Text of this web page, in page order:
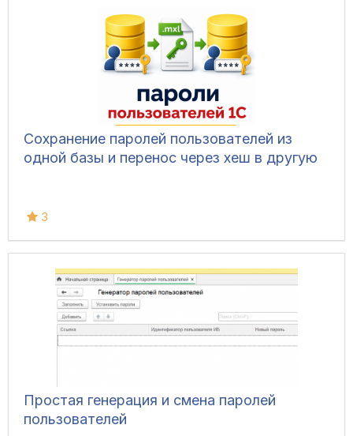
Сохранение паролей пользователей из
одной базы и перенос через хеш в другую
3
Простая генерация и смена паролей
пользователей